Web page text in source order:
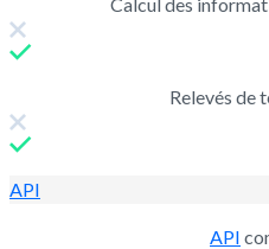
Relevés de
API
API